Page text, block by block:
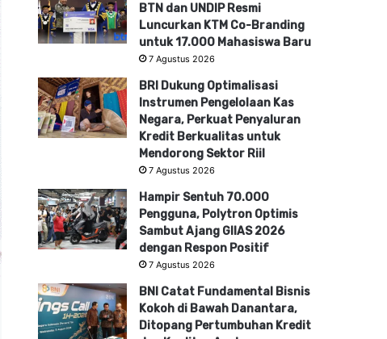
BTN dan UNDIP Resmi
Luncurkan KTM Co-Branding
untuk 17.000 Mahasiswa Baru
7 Agustus 2026
BRI Dukung Optimalisasi
Instrumen Pengelolaan Kas
Negara, Perkuat Penyaluran
Kredit Berkualitas untuk
Mendorong Sektor Riil
7 Agustus 2026
Hampir Sentuh 70.000
Pengguna, Polytron Optimis
Sambut Ajang GIIAS 2026
dengan Respon Positif
7 Agustus 2026
BNI Catat Fundamental Bisnis
Kokoh di Bawah Danantara,
Ditopang Pertumbuhan Kredit